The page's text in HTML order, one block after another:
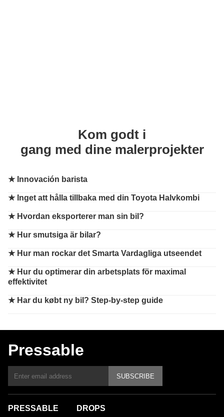
Kom godt i
gang med dine malerprojekter
★ Innovación barista
★ Inget att hålla tillbaka med din Toyota Halvkombi
★ Hvordan eksporterer man sin bil?
★ Hur smutsiga är bilar?
★ Hur man rockar det Smarta Vardagliga utseendet
★ Hur du optimerar din arbetsplats för maximal
effektivitet
★ Har du købt ny bil? Step-by-step guide
Pressable
SUBSCRIBE
PRESSABLE DROPS